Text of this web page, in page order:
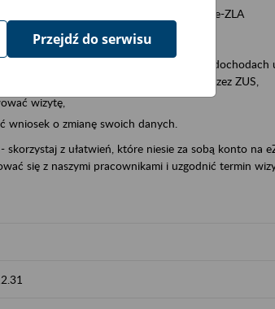
zwolnień lekarskich swoich pracowników - e-ZLA
do formularza PIT 11A, czyli informacji o
40A, czyli rocznego obliczenia podatku przez ZUS,
wizytę,
wniosek o zmianę swoich danych.
skorzystaj z ułatwień, które niesie za sobą konto na
się z naszymi pracownikami i uzgodnić termin
Przejdź do serwisu